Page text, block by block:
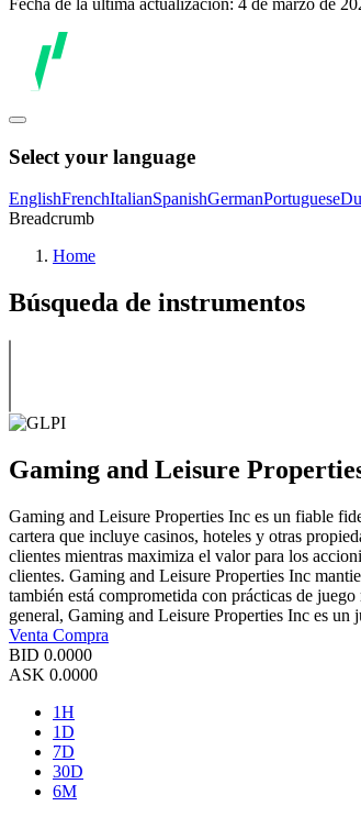
Select your language
EnglishFrenchItalianSpanishGermanPortuguese
Breadcrumb
Home
Búsqueda de instrumentos
Gaming and Leisure
Gaming and Leisure Properties Inc es un fiable
cartera que incluye casinos, hoteles y otras
clientes mientras maximiza el valor para los
clientes. Gaming and Leisure Properties Inc
también está comprometida con prácticas de
general, Gaming and Leisure Properties Inc es
Venta Compra
BID 0.0000
ASK 0.0000
1H
1D
7D
30D
6M